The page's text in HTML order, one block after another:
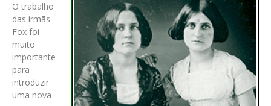
O trabalho
das irmãs
Fox foi
muito
importante
para
introduzir
uma nova